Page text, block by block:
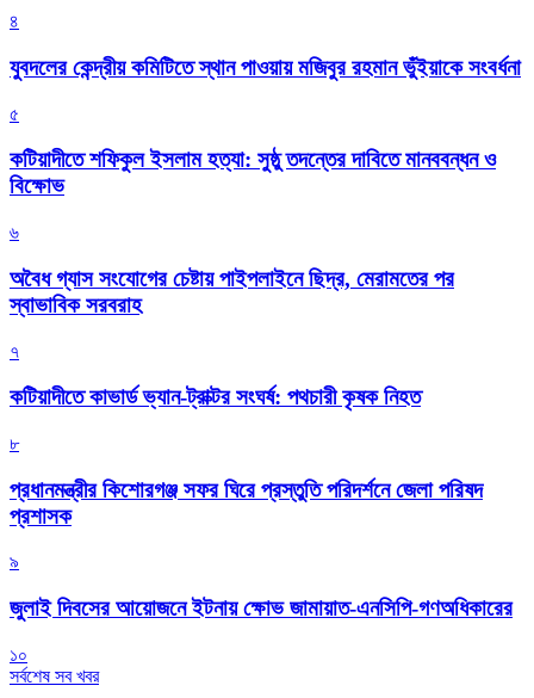
৪
যুবদলের কেন্দ্রীয় কমিটিতে স্থান পাওয়ায় মজিবুর রহমান ভুঁইয়াকে সংবর্ধনা
৫
কটিয়াদীতে শফিকুল ইসলাম হত্যা: সুষ্ঠু তদন্তের দাবিতে মানববন্ধন ও
বিক্ষোভ
৬
অবৈধ গ্যাস সংযোগের চেষ্টায় পাইপলাইনে ছিদ্র, মেরামতের পর
স্বাভাবিক সরবরাহ
৭
কটিয়াদীতে কাভার্ড ভ্যান-ট্রাক্টর সংঘর্ষ: পথচারী কৃষক নিহত
৮
প্রধানমন্ত্রীর কিশোরগঞ্জ সফর ঘিরে প্রস্তুতি পরিদর্শনে জেলা পরিষদ
প্রশাসক
৯
জুলাই দিবসের আয়োজনে ইটনায় ক্ষোভ জামায়াত-এনসিপি-গণঅধিকারের
১০
সর্বশেষ সব খবর